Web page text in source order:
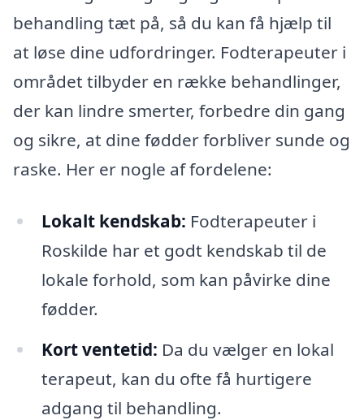
behandling tæt på, så du kan få hjælp til
at løse dine udfordringer. Fodterapeuter i
området tilbyder en række behandlinger,
der kan lindre smerter, forbedre din gang
og sikre, at dine fødder forbliver sunde og
raske. Her er nogle af fordelene:
Lokalt kendskab: Fodterapeuter i
Roskilde har et godt kendskab til de
lokale forhold, som kan påvirke dine
fødder.
Kort ventetid: Da du vælger en lokal
terapeut, kan du ofte få hurtigere
adgang til behandling.